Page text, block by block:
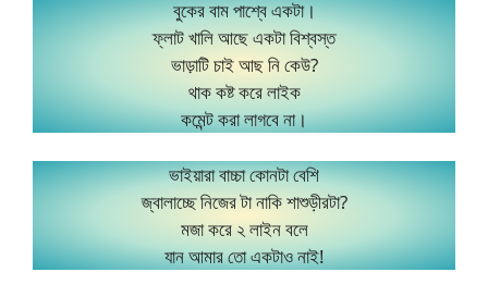
বুকের বাম পাশ্বে একটা।
ফ্লাট খালি আছে একটা বিশ্বস্ত
ভাড়াটি চাই আছ নি কেউ?
থাক কষ্ট করে লাইক
কমেন্ট করা লাগবে না।
ভাইয়ারা বাচ্চা কোনটা বেশি
জ্বালাচ্ছে নিজের টা নাকি শাশুড়ীরটা?
মজা করে ২ লাইন বলে
যান আমার তো একটাও নাই!